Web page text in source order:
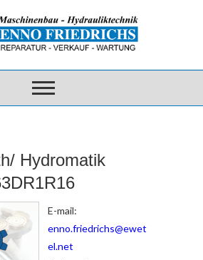
Hydromatik
E-mail:
enno.friedrichs@ewet
el.net